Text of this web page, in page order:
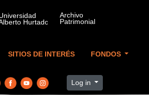
SITIOS DE INTERÉS FONDOS
Log in